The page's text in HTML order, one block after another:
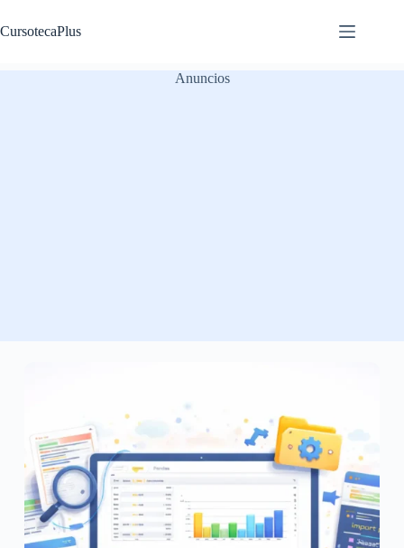
al
contenido
CursotecaPlus
Anuncios